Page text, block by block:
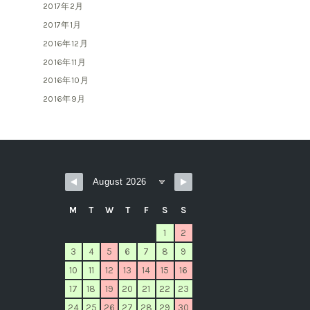
2017年2月
2017年1月
2016年12月
2016年11月
2016年10月
2016年9月
M T W T F S S
1
2
3
4 5 6 7 8
9
10
11 12 13 14 15
16
17
18 19 20 21 22
23
24
25 26 27 28 29 30